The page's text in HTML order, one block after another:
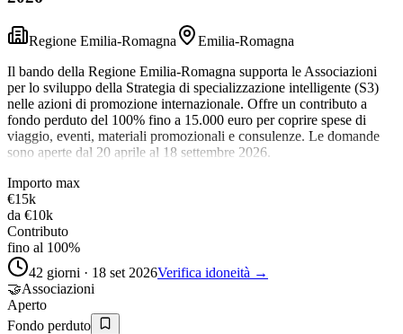
Regione Emilia-Romagna
Emilia-Romagna
Il bando della Regione Emilia-Romagna supporta le Associazioni
per lo sviluppo della Strategia di specializzazione intelligente (S3)
nelle azioni di promozione internazionale. Offre un contributo a
fondo perduto del 100% fino a 15.000 euro per coprire spese di
viaggio, eventi, materiali promozionali e consulenze. Le domande
sono aperte dal 20 aprile al 18 settembre 2026.
Importo max
€15k
da €10k
Contributo
fino al 100%
42 giorni · 18 set 2026Verifica idoneità →
🤝Associazioni
Aperto
Fondo perduto